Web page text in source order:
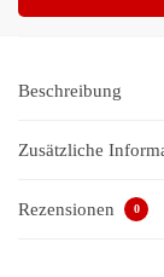
Beschreibung
Zusätzliche
Rezensionen 0